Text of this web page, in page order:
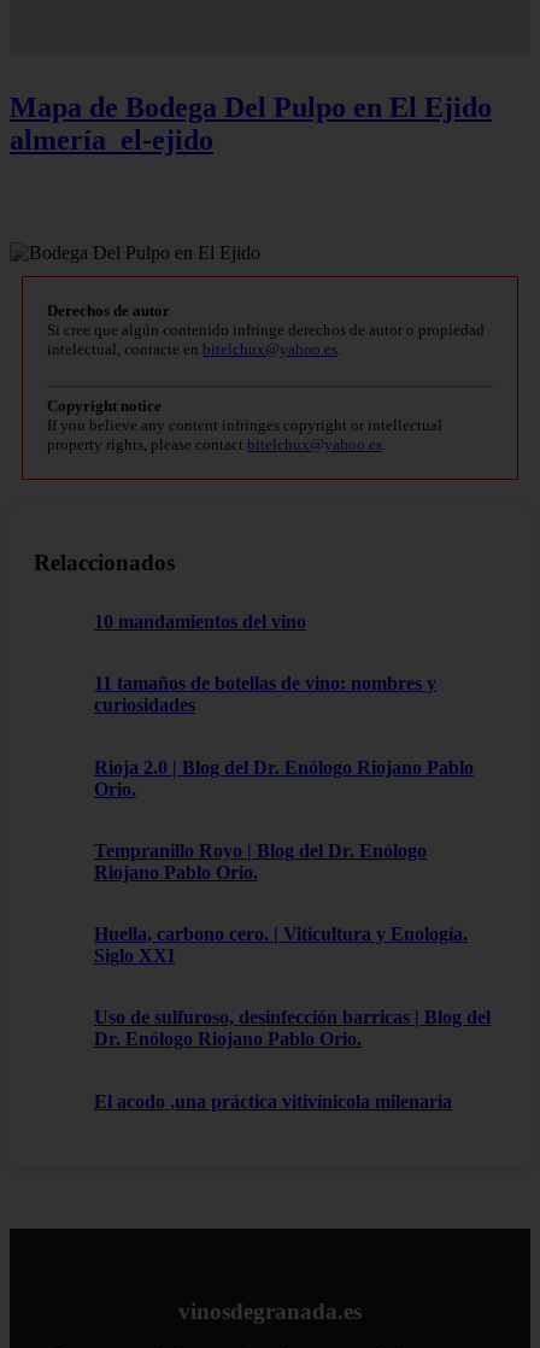
Mapa de Bodega Del Pulpo en El Ejido
almería_el-ejido
Derechos de autor
Si cree que algún contenido infringe derechos de autor o propiedad
intelectual, contacte en bitelchux@yahoo.es
Copyright notice
If you believe any content infringes copyright or intellectual
property rights, please contact bitelchux@yahoo.es
Relaccionados
10 mandamientos del vino
11 tamaños de botellas de vino: nombres y
curiosidades
Rioja 2.0 | Blog del Dr. Enólogo Riojano Pablo
Orio.
Tempranillo Royo | Blog del Dr. Enólogo
Riojano Pablo Orio.
Huella, carbono cero. | Viticultura y Enología.
Siglo XXI
Uso de sulfuroso, desinfección barricas | Blog del
Dr. Enólogo Riojano Pablo Orio.
El acodo ,una práctica vitivínicola milenaria
vinosdegranada.es